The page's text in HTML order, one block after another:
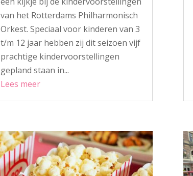
van het Rotterdams Philharmonisch
Orkest. Speciaal voor kinderen van 3
t/m 12 jaar hebben zij dit seizoen vijf
prachtige kindervoorstellingen
gepland staan in...
Lees meer